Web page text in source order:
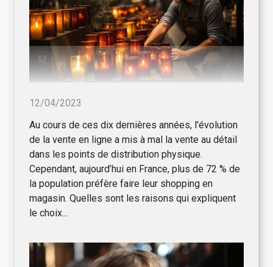
12/04/2023
Au cours de ces dix dernières années, l'évolution
de la vente en ligne a mis à mal la vente au détail
dans les points de distribution physique.
Cependant, aujourd’hui en France, plus de 72 % de
la population préfère faire leur shopping en
magasin. Quelles sont les raisons qui expliquent
le choix...